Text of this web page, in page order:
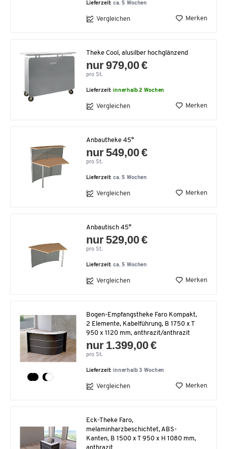
Lieferzeit:ca. 5 Wochen
Vergleichen Merken
Theke Cool, alusilber hochglänzend
nur 979,00 €
pro St.
Lieferzeit:innerhalb 2 Wochen
Vergleichen Merken
Anbautheke 45°
nur 549,00 €
pro St.
Lieferzeit:ca. 5 Wochen
Vergleichen Merken
Anbautisch 45°
nur 529,00 €
pro St.
Lieferzeit:ca. 5 Wochen
Vergleichen Merken
Bogen-Empfangstheke Faro Kompakt,
2 Elemente, Kabelführung, B 1750 x T
950 x 1120 mm, anthrazit/anthrazit
nur 1.399,00 €
pro St.
Lieferzeit: innerhalb 3 Wochen
Vergleichen Merken
Eck-Theke Faro,
melaminharzbeschichtet, ABS-
Kanten, B 1500 x T 950 x H 1080 mm,